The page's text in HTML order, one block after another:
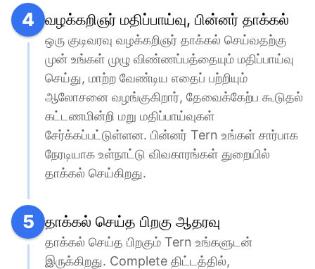
4 வழக்கறிஞர் மதிப்பாய்வு, பின்னர் தாக்கல்
ஒரு குடிவரவு வழக்கறிஞர் தாக்கல் செய்வதற்கு
முன் உங்கள் முழு விண்ணப்பத்தையும் மதிப்பாய்வு
செய்து, மாற்ற வேண்டிய எதைப் பற்றியும்
ஆலோசனை வழங்குகிறார், தேவைக்கேற்ப கூடுதல்
கட்டணமின்றி மறு மதிப்பாய்வுகள்
சேர்க்கப்பட்டுள்ளன. பின்னர் Tern உங்கள் சார்பாக
நேரடியாக உள்நாட்டு விவகாரங்கள் துறையில்
தாக்கல் செய்கிறது.
5 தாக்கல் செய்த பிறகு ஆதரவு
தாக்கல் செய்த பிறகும் Tern உங்களுடன்
இருக்கிறது. Complete திட்டத்தில்,